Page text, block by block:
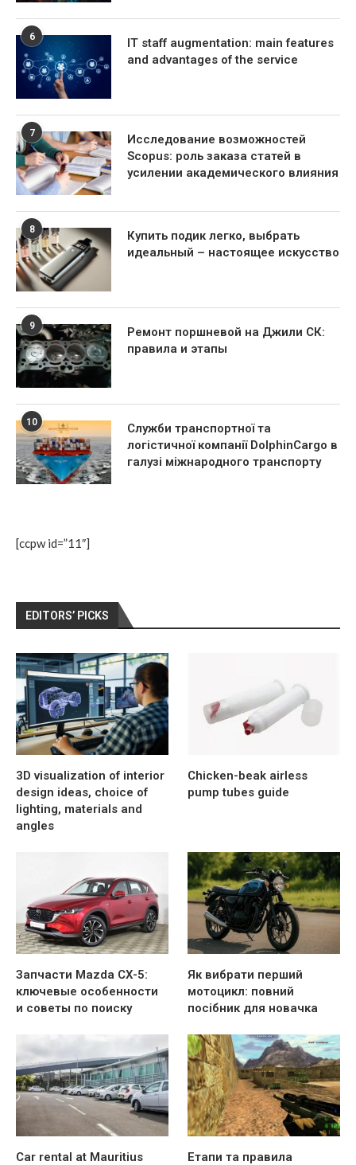
[ccpw id=”11″]
EDITORS’ PICKS
3D visualization of interior
design ideas, choice of
lighting, materials and
angles
Chicken-beak airless
pump tubes guide
Запчасти Mazda CX-5:
ключевые особенности
и советы по поиску
Як вибрати перший
мотоцикл: повний
посібник для новачка
Car rental at Mauritius
Етапи та правила
6
IT staff augmentation: main features
and advantages of the service
7
Исследование возможностей
Scopus: роль заказа статей в
усилении академического влияния
8
Купить подик легко, выбрать
идеальный – настоящее искусство
9
Ремонт поршневой на Джили СК:
правила и этапы
10
Служби транспортної та
логістичної компанії DolphinCargo в
галузі міжнародного транспорту